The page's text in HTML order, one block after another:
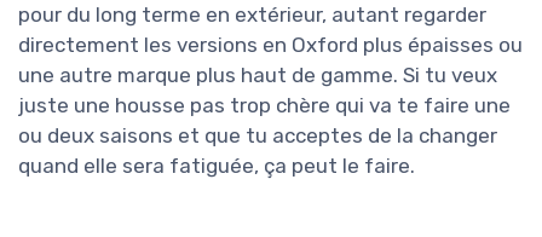
pour du long terme en extérieur, autant regarder
directement les versions en Oxford plus épaisses ou
une autre marque plus haut de gamme. Si tu veux
juste une housse pas trop chère qui va te faire une
ou deux saisons et que tu acceptes de la changer
quand elle sera fatiguée, ça peut le faire.